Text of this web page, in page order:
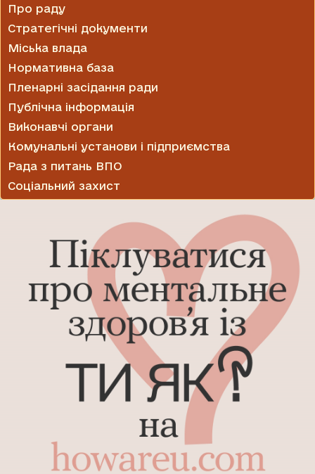
Про раду
Стратегічні документи
Міська влада
Нормативна база
Пленарні засідання ради
Публічна інформація
Виконавчі органи
Комунальні установи і підприємства
Рада з питань ВПО
Соціальний захист